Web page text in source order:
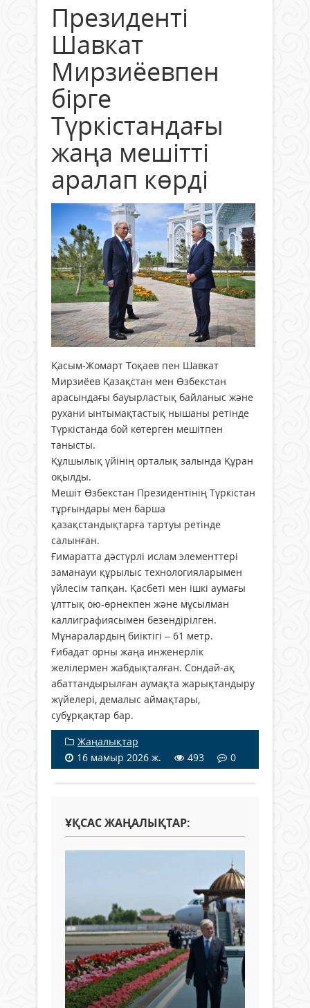
Президенті
Шавкат
Мирзиёевпен
бірге
Түркістандағы
жаңа мешітті
аралап көрді
Қасым-Жомарт Тоқаев пен Шавкат
Мирзиёев Қазақстан мен Өзбекстан
арасындағы бауырластық байланыс және
рухани ынтымақтастық нышаны ретінде
Түркістанда бой көтерген мешітпен
танысты.
Құлшылық үйінің орталық залында Құран
оқылды.
Мешіт Өзбекстан Президентінің Түркістан
тұрғындары мен барша
қазақстандықтарға тартуы ретінде
салынған.
Ғимаратта дәстүрлі ислам элементтері
заманауи құрылыс технологияларымен
үйлесім тапқан. Қасбеті мен ішкі аумағы
ұлттық ою-өрнекпен және мұсылман
каллиграфиясымен безендірілген.
Мұнаралардың биіктігі – 61 метр.
Ғибадат орны жаңа инженерлік
желілермен жабдықталған. Сондай-ақ
абаттандырылған аумақта жарықтандыру
жүйелері, демалыс аймақтары,
субұрқақтар бар.
Жаңалықтар
16 мамыр 2026 ж.
493 0
ҰҚСАС ЖАҢАЛЫҚТАР: